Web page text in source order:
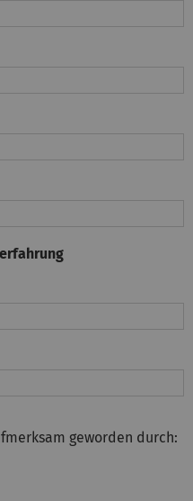
geworden durch: